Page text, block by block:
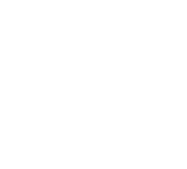
ル
2日TSUTAYAにて先行